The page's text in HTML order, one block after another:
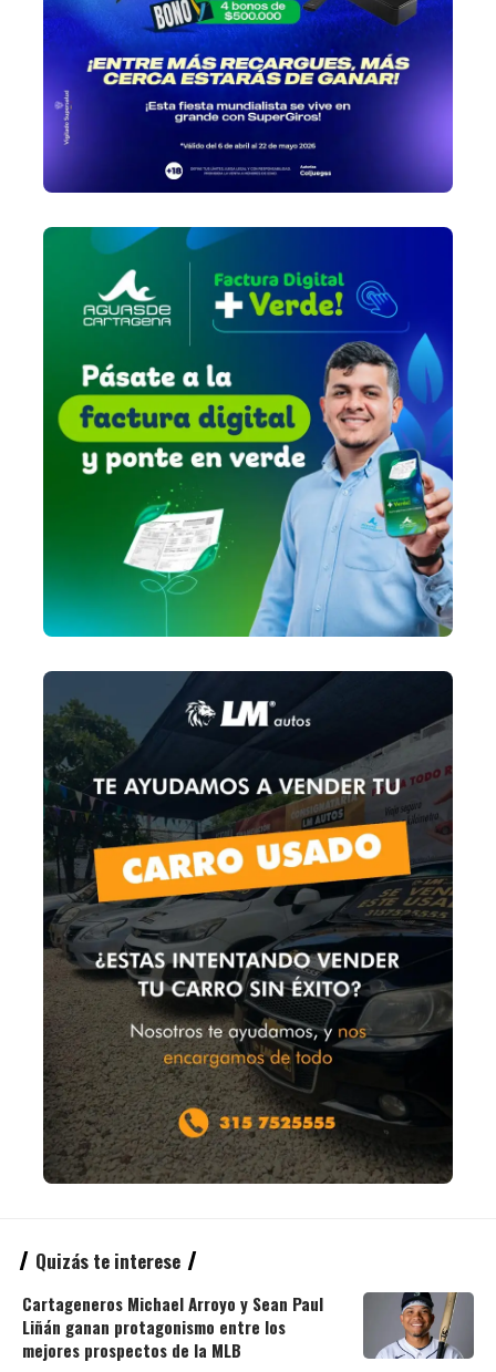
Quizás te interese
Cartageneros Michael Arroyo y Sean Paul
Liñán ganan protagonismo entre los
mejores prospectos de la MLB